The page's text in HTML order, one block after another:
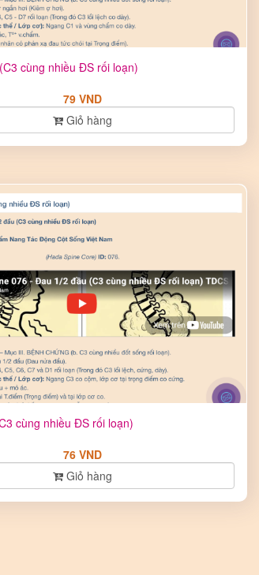
cùng nhiều ĐS rối loạn)
cùng nhiều ĐS rối loạn)
76 VND
Giỏ hàng